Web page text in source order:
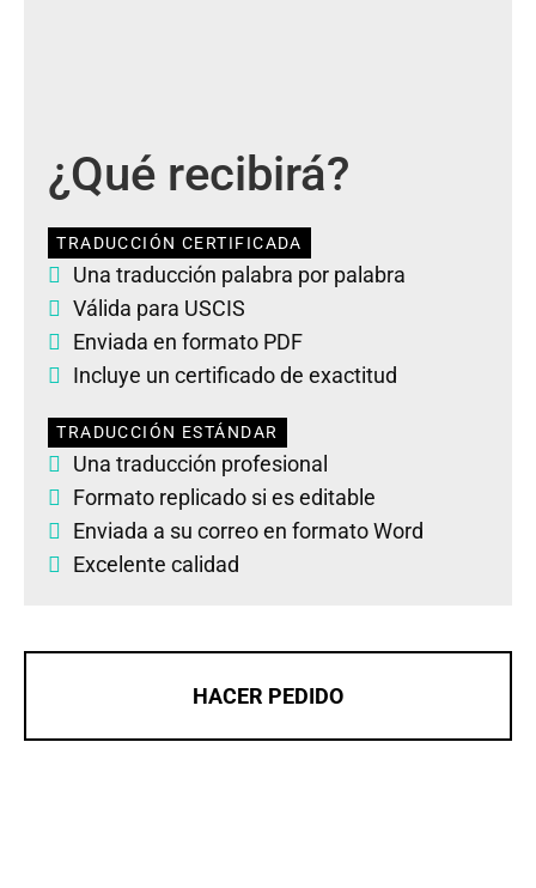
¿Qué recibirá?
TRADUCCIÓN CERTIFICADA
Una traducción palabra por palabra
Válida para USCIS
Enviada en formato PDF
Incluye un certificado de exactitud
TRADUCCIÓN ESTÁNDAR
Una traducción profesional
Formato replicado si es editable
Enviada a su correo en formato Word
Excelente calidad
HACER PEDIDO